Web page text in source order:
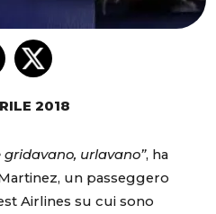
2018
gridavano, urlavano”, ha
un passeggero
Airlines su cui sono